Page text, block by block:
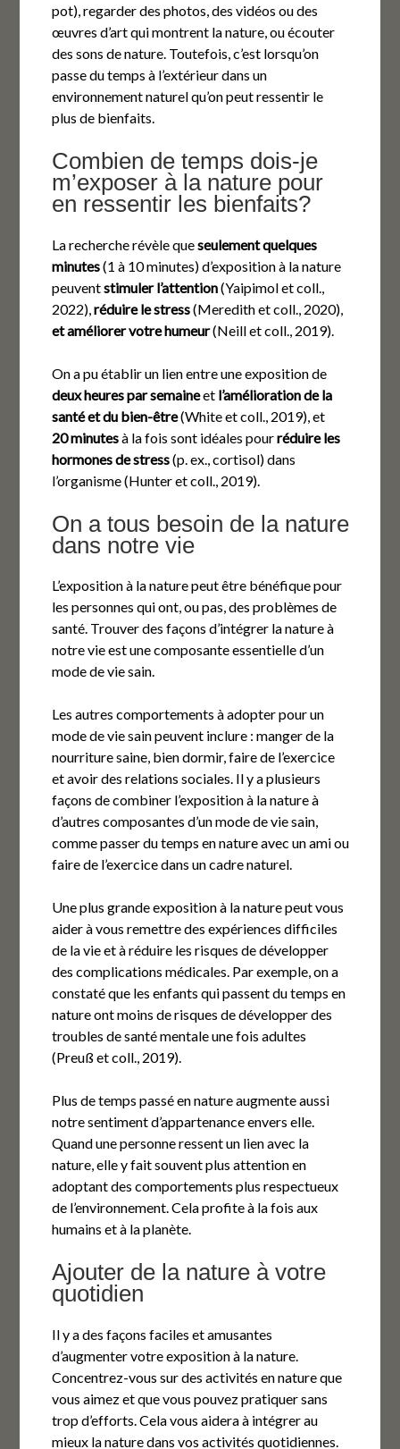
pot), regarder des photos, des vidéos ou des
œuvres d’art qui montrent la nature, ou écouter
des sons de nature. Toutefois, c’est lorsqu’on
passe du temps à l’extérieur dans un
environnement naturel qu’on peut ressentir le
plus de bienfaits.
Combien de temps dois-je
m’exposer à la nature pour
en ressentir les bienfaits?
La recherche révèle queseulement quelques
minutes(1 à 10 minutes) d’exposition à la nature
peuventstimuler l’attention(Yaipimol et coll.,
2022), réduire le stress(Meredith et coll., 2020),
et améliorer votre humeur(Neill et coll., 2019).
On a pu établir un lien entre une exposition de
deux heures par semaineet l’amélioration de la
santé et du bien-être(White et coll., 2019), et
20 minutesà la fois sont idéales pourréduire les
hormones de stress(p. ex., cortisol) dans
l’organisme (Hunter et coll., 2019).
On a tous besoin de la nature
dans notre vie
L’exposition à la nature peut être bénéfique pour
les personnes qui ont, ou pas, des problèmes de
santé. Trouver des façons d’intégrer la nature à
notre vie est une composante essentielle d’un
mode de vie sain.
Les autres comportements à adopter pour un
mode de vie sain peuvent inclure : manger de la
nourriture saine, bien dormir, faire de l’exercice
et avoir des relations sociales. Il y a plusieurs
façons de combiner l’exposition à la nature à
d’autres composantes d’un mode de vie sain,
comme passer du temps en nature avec un ami ou
faire de l’exercice dans un cadre naturel.
Une plus grande exposition à la nature peut vous
aider à vous remettre des expériences difficiles
de la vie et à réduire les risques de développer
des complications médicales. Par exemple, on a
constaté que les enfants qui passent du temps en
nature ont moins de risques de développer des
troubles de santé mentale une fois adultes
(Preuß et coll., 2019).
Plus de temps passé en nature augmente aussi
notre sentiment d’appartenance envers elle.
Quand une personne ressent un lien avec la
nature, elle y fait souvent plus attention en
adoptant des comportements plus respectueux
de l’environnement. Cela profite à la fois aux
humains et à la planète.
Ajouter de la nature à votre
quotidien
Il y a des façons faciles et amusantes
d’augmenter votre exposition à la nature.
Concentrez-vous sur des activités en nature que
vous aimez et que vous pouvez pratiquer sans
trop d’efforts. Cela vous aidera à intégrer au
mieux la nature dans vos activités quotidiennes.